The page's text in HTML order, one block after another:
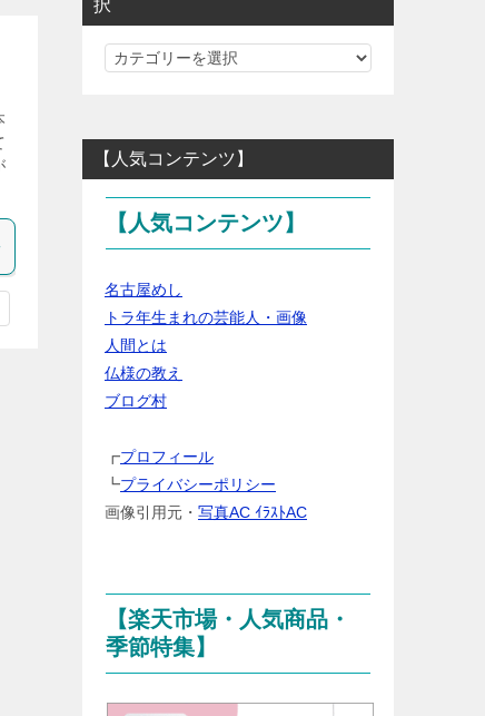
択
気
る
カ
テ
リ
ー・
ル
択
【人気コンテンツ】
【人気コンテンツ】
名古屋めし
トラ年生まれの芸能人・画像
人間とは
仏様の教え
ブログ村
┏プロフィール
┗プライバシーポリシー
画像引用元・ 写真AC ｲﾗｽﾄAC
【楽天市場・人気商品・
季節特集】